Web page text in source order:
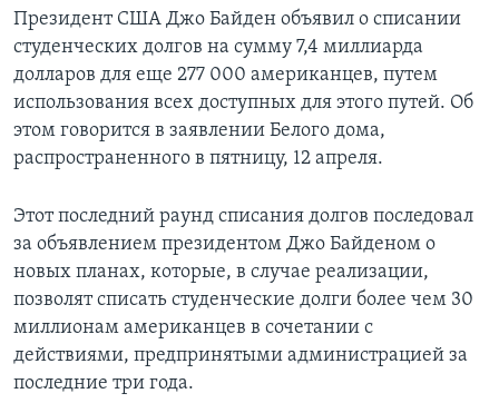
Президент США Джо Байден объявил о списании
студенческих долгов на сумму 7,4 миллиарда
долларов для еще 277 000 американцев, путем
использования всех доступных для этого путей. Об
этом говорится в заявлении Белого дома,
распространенного в пятницу, 12 апреля.
Этот последний раунд списания долгов последовал
за объявлением президентом Джо Байденом о
новых планах, которые, в случае реализации,
позволят списать студенческие долги более чем 30
миллионам американцев в сочетании с
действиями, предпринятыми администрацией за
последние три года.